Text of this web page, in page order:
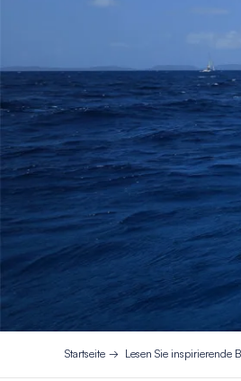
Startseite Lesen Sie inspirierende